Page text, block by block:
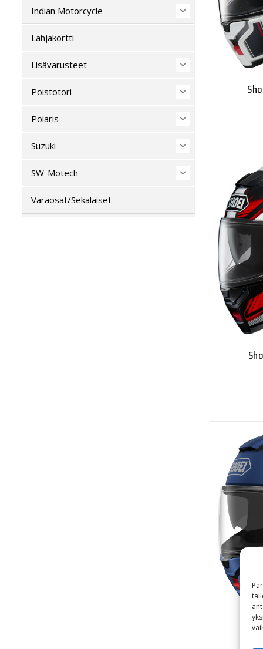
Indian Motorcycle
Lahjakortti
Lisävarusteet
Poistotori
Polaris
Suzuki
SW-Motech
Varaosat/Sekalaiset